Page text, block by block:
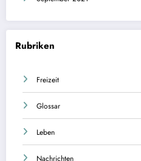
Rubriken
Freizeit
Glossar
Leben
Nachrichten